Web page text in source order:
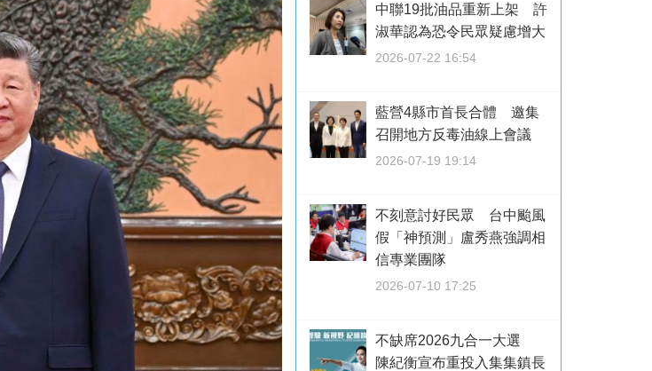
中聯19批油品重新上架 許
淑華認為恐令民眾疑慮增大
2026-07-22 16:54
藍營4縣市首長合體 邀集
召開地方反毒油線上會議
2026-07-19 19:14
不刻意討好民眾 台中颱風
假「神預測」盧秀燕強調相
信專業團隊
2026-07-10 17:25
不缺席2026九合一大選
陳紀衡宣布重投入集集鎮長